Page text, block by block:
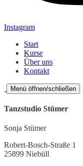
Instagram
Start
Kurse
Über uns
Kontakt
Menü öffnen/schließen
Tanzstudio Stümer
Sonja Stümer
Robert-Bosch-Straße 1
25899 Niebüll